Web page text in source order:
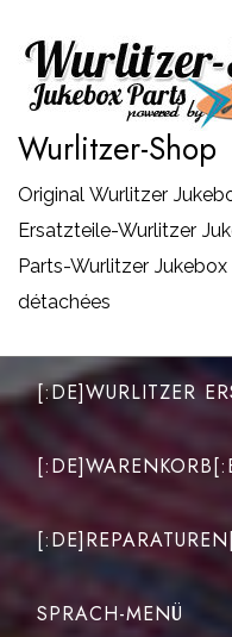
Inhalt
springen
Wurlitzer-Shop
Original Wurlitzer
Ersatzteile-Wurlitzer
Parts-Wurlitzer Jukebox
détachées
[:DE]WURLITZER
SPRACH-MENÜ